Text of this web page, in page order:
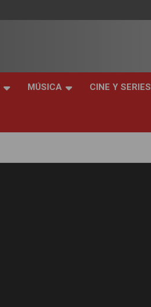
MÚSICA CINE Y SERIES